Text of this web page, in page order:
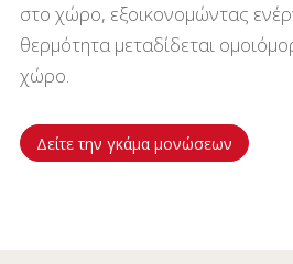
στο χώρο, εξοικονομώντας
θερμότητα μεταδίδεται
χώρο.
Δείτε την γκάμα μονώσεων